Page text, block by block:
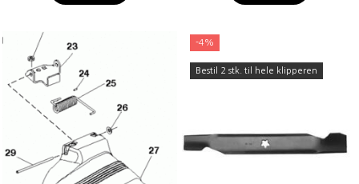
-4%
Bestil 2 stk. til hele klipperen